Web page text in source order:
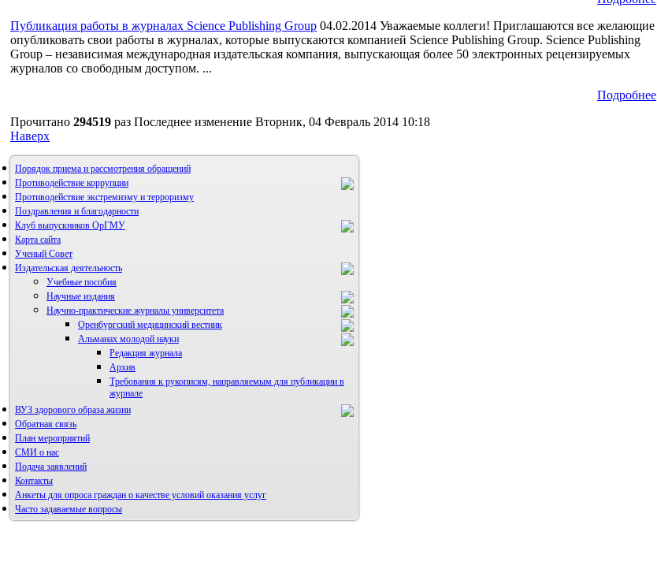
Публикация работы в журналах Science Publishing Group 04.02.2014 Уважаемые коллеги! Приглашаются все желающие
опубликовать свои работы в журналах, которые выпускаются компанией Science Publishing Group. Science Publishing
Group – независимая международная издательская компания, выпускающая более 50 электронных рецензируемых
журналов со свободным доступом. ...
Подробнее
Прочитано 294519 раз Последнее изменение Вторник, 04 Февраль 2014 10:18
Наверх
Порядок приема и рассмотрения обращений
Противодействие коррупции
Противодействие экстремизму и терроризму
Поздравления и благодарности
Клуб выпускников ОрГМУ
Карта сайта
Ученый Совет
Издательская деятельность
Учебные пособия
Научные издания
Научно-практические журналы университета
Оренбургский медицинский вестник
Правила направления, рецензирования и опубликования
Альманах молодой науки
Редакция журнала
Архив
Требования к рукописям, направляемым для публикации в
журнале
ВУЗ здорового образа жизни
Фотогалерея
Обратная связь
План мероприятий
СМИ о нас
Подача заявлений
Контакты
Анкеты для опроса граждан о качестве условий оказания услуг
Часто задаваемые вопросы